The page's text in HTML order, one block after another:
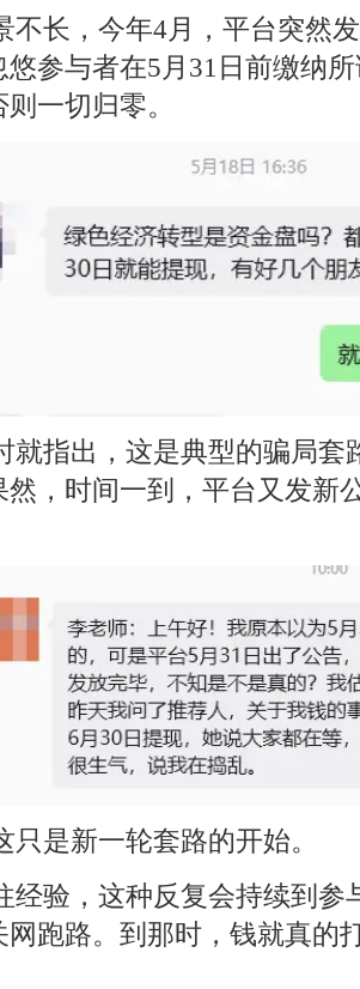
不长，今年4月，平台突然
参与者在5月31日前缴纳
一切归零。
就指出，这是典型的骗局套
然，时间一到，平台又发新
只是新一轮套路的开始。
经验，这种反复会持续到参
网跑路。到那时，钱就真的